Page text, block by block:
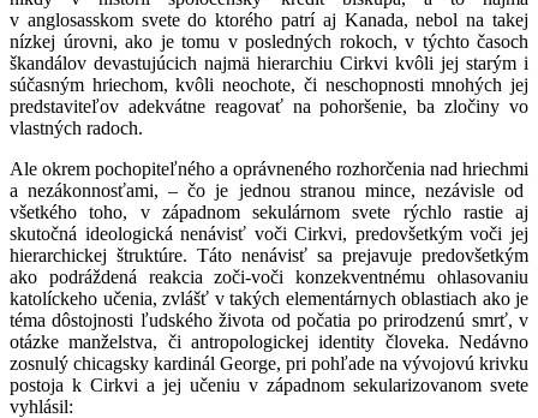
v anglosasskom svete do ktorého patrí aj Kanada, nebol na takej
nízkej úrovni, ako je tomu v posledných rokoch, v týchto časoch
škandálov devastujúcich najmä hierarchiu Cirkvi kvôli jej starým i
súčasným hriechom, kvôli neochote, či neschopnosti mnohých jej
predstaviteľov adekvátne reagovať na pohoršenie, ba zločiny vo
vlastných radoch.
Ale okrem pochopiteľného a oprávneného rozhorčenia nad hriechmi
a nezákonnosťami, – čo je jednou stranou mince, nezávisle od
všetkého toho, v západnom sekulárnom svete rýchlo rastie aj
skutočná ideologická nenávisť voči Cirkvi, predovšetkým voči jej
hierarchickej štruktúre. Táto nenávisť sa prejavuje predovšetkým
ako podráždená reakcia zoči-voči konzekventnému ohlasovaniu
katolíckeho učenia, zvlášť v takých elementárnych oblastiach ako je
téma dôstojnosti ľudského života od počatia po prirodzenú smrť, v
otázke manželstva, či antropologickej identity človeka. Nedávno
zosnulý chicagsky kardinál George, pri pohľade na vývojovú krivku
postoja k Cirkvi a jej učeniu v západnom sekularizovanom svete
vyhlásil: